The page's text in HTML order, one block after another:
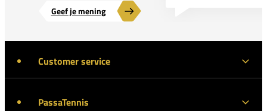
Geef je mening
Customer service
PassaTennis